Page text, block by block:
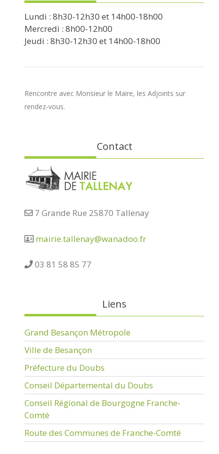
Lundi : 8h30-12h30 et 14h00-18h00
Mercredi : 8h00-12h00
Jeudi : 8h30-12h30 et 14h00-18h00
Rencontre avec Monsieur le Maire, les Adjoints sur
rendez-vous.
Contact
7 Grande Rue 25870 Tallenay
mairie.tallenay@wanadoo.fr
03 81 58 85 77
Liens
Grand Besançon Métropole
Ville de Besançon
Préfecture du Doubs
Conseil Départemental du Doubs
Conseil Régional de Bourgogne Franche-
Comté
Route des Communes de Franche-Comté